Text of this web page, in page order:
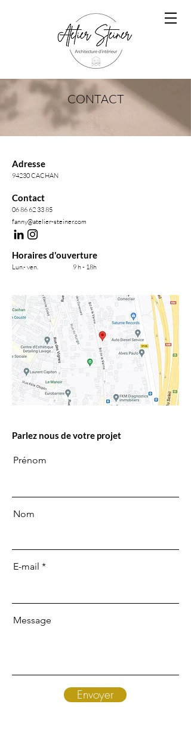
CONTACT
Adresse
94230 CACHAN
Contact
06 86 62 33 85
fanny@atelier-steiner.com
Horaires d'ouverture
Lun.- ven. 9 h - 18h
Parlez nous de votre projet
Prénom
Nom
E-mail
Message
Envoyer